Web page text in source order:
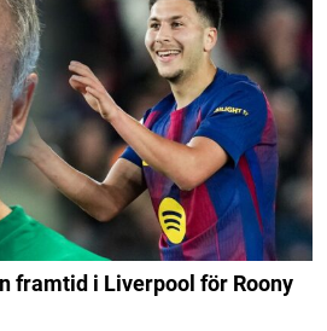
framtid i Liverpool för Roony